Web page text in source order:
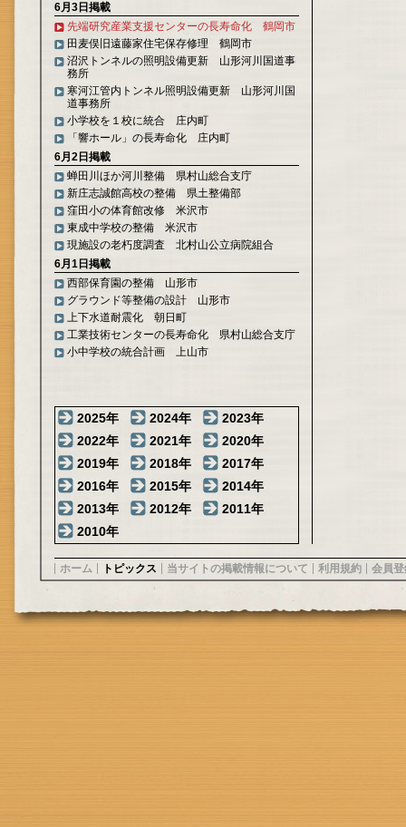
6月3日掲載
先端研究産業支援センターの長寿命化 鶴岡市
田麦俣旧遠藤家住宅保存修理 鶴岡市
沼沢トンネルの照明設備更新 山形河川国道事
務所
寒河江管内トンネル照明設備更新 山形河川国
道事務所
小学校を１校に統合 庄内町
「響ホール」の長寿命化 庄内町
6月2日掲載
蝉田川ほか河川整備 県村山総合支庁
新庄志誠館高校の整備 県土整備部
窪田小の体育館改修 米沢市
東成中学校の整備 米沢市
現施設の老朽度調査 北村山公立病院組合
6月1日掲載
西部保育園の整備 山形市
グラウンド等整備の設計 山形市
上下水道耐震化 朝日町
工業技術センターの長寿命化 県村山総合支庁
小中学校の統合計画 上山市
2025年 2024年
2023年
2022年
2021年
2020年
2019年
2018年
2017年
2016年
2015年
2014年
2013年
2012年
2011年
2010年
ホーム トピックス 当サイトの掲載情報について 利用規約 会員